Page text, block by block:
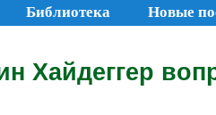
Библиотека Новые
Хайдеггер